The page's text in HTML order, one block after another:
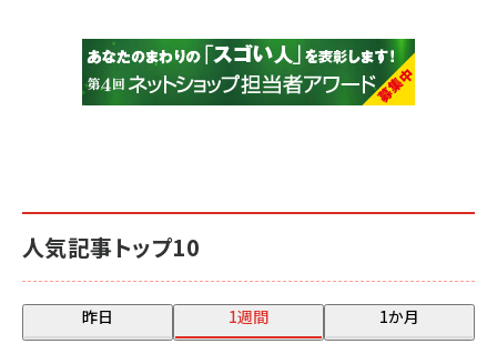
人気記事トップ10
昨日 1週間 1か月